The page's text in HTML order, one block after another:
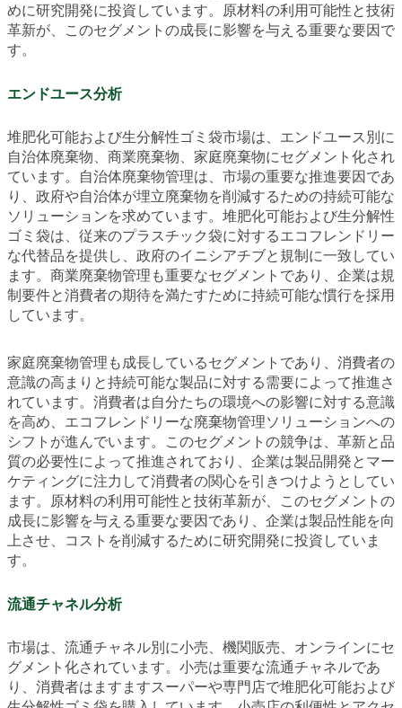
めに研究開発に投資しています。原材料の利用可能性と技術
革新が、このセグメントの成長に影響を与える重要な要因で
す。
エンドユース分析
堆肥化可能および生分解性ゴミ袋市場は、エンドユース別に
自治体廃棄物、商業廃棄物、家庭廃棄物にセグメント化され
ています。自治体廃棄物管理は、市場の重要な推進要因であ
り、政府や自治体が埋立廃棄物を削減するための持続可能な
ソリューションを求めています。堆肥化可能および生分解性
ゴミ袋は、従来のプラスチック袋に対するエコフレンドリー
な代替品を提供し、政府のイニシアチブと規制に一致してい
ます。商業廃棄物管理も重要なセグメントであり、企業は規
制要件と消費者の期待を満たすために持続可能な慣行を採用
しています。
家庭廃棄物管理も成長しているセグメントであり、消費者の
意識の高まりと持続可能な製品に対する需要によって推進さ
れています。消費者は自分たちの環境への影響に対する意識
を高め、エコフレンドリーな廃棄物管理ソリューションへの
シフトが進んでいます。このセグメントの競争は、革新と品
質の必要性によって推進されており、企業は製品開発とマー
ケティングに注力して消費者の関心を引きつけようとしてい
ます。原材料の利用可能性と技術革新が、このセグメントの
成長に影響を与える重要な要因であり、企業は製品性能を向
上させ、コストを削減するために研究開発に投資していま
す。
流通チャネル分析
市場は、流通チャネル別に小売、機関販売、オンラインにセ
グメント化されています。小売は重要な流通チャネルであ
り、消費者はますますスーパーや専門店で堆肥化可能および